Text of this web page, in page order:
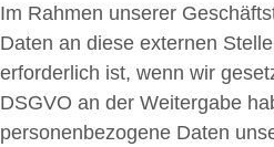
Im Rahmen unserer
Daten an diese externen
erforderlich ist, wenn wir
DSGVO an der Weitergabe
personenbezogene Daten